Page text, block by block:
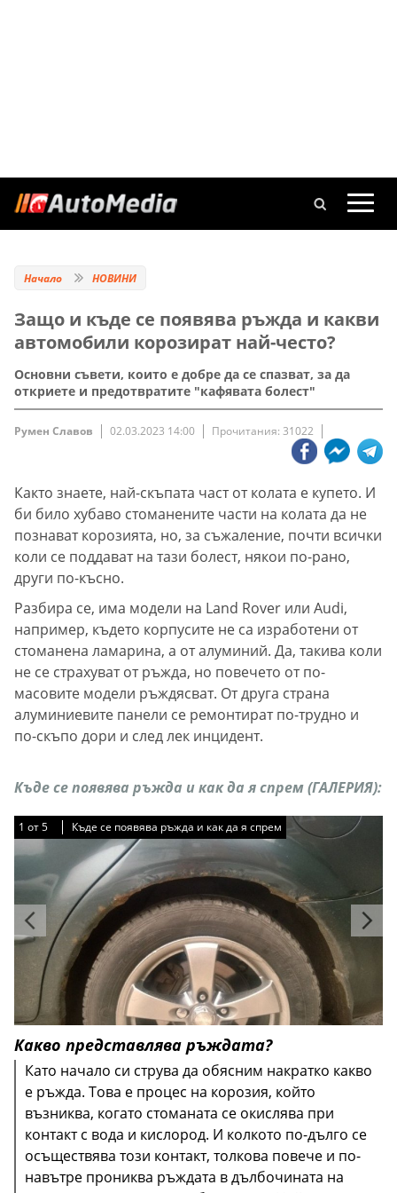
Начало НОВИНИ
Защо и къде се появява ръжда и какви
автомобили корозират най-често?
Основни съвети, които е добре да се спазват, за да
откриете и предотвратите "кафявата болест"
Румен Славов 02.03.2023 14:00 Прочитания: 31022
Както знаете, най-скъпата част от колата е купето. И
би било хубаво стоманените части на колата да не
познават корозията, но, за съжаление, почти всички
коли се поддават на тази болест, някои по-рано,
други по-късно.
Разбира се, има модели на Land Rover или Audi,
например, където корпусите не са изработени от
стоманена ламарина, а от алуминий. Да, такива коли
не се страхуват от ръжда, но повечето от по-
масовите модели ръждясват. От друга страна
алуминиевите панели се ремонтират по-трудно и
по-скъпо дори и след лек инцидент.
Къде се появява ръжда и как да я спрем (ГАЛЕРИЯ):
1 от5 Къде се появява ръжда и как да я спрем
Какво представлява ръждата?
Като начало си струва да обясним накратко какво
е ръжда. Това е процес на корозия, който
възниква, когато стоманата се окислява при
контакт с вода и кислород. И колкото по-дълго се
осъществява този контакт, толкова повече и по-
навътре прониква ръждата в дълбочината на
1 от5 Къде се появява ръжда и как да я спрем
1 от5 Къде се появява ръжда и как да я спрем
1 от5 Къде се появява ръжда и как да я спрем
1 от5 Къде се появява ръжда и как да я спрем